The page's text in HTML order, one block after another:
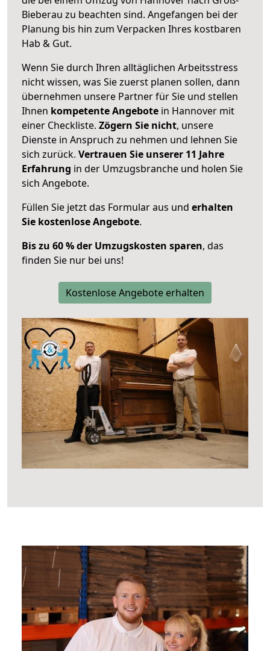
Bieberau zu beachten sind. Angefangen bei der
Planung bis hin zum Verpacken Ihres kostbaren
Hab & Gut.
Wenn Sie durch Ihren alltäglichen Arbeitsstress
nicht wissen, was Sie zuerst planen sollen, dann
übernehmen unsere Partner für Sie und stellen
Ihnen kompetente Angebote in Hannover mit
einer Checkliste. Zögern Sie nicht, unsere
Dienste in Anspruch zu nehmen und lehnen Sie
sich zurück. Vertrauen Sie unserer 11 Jahre
Erfahrung in der Umzugsbranche und holen Sie
sich Angebote.
Füllen Sie jetzt das Formular aus und erhalten
Sie kostenlose Angebote.
Bis zu 60 % der Umzugskosten sparen, das
finden Sie nur bei uns!
Kostenlose Angebote erhalten